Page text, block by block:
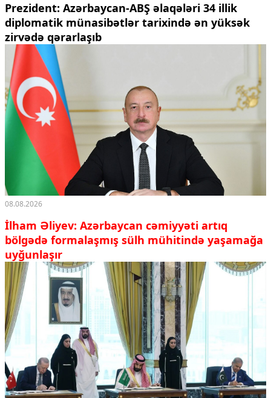
Prezident: Azərbaycan-ABŞ əlaqələri 34 illik
diplomatik münasibətlər tarixində ən yüksək
zirvədə qərarlaşıb
08.08.2026
İlham Əliyev: Azərbaycan cəmiyyəti artıq
bölgədə formalaşmış sülh mühitində yaşamağa
uyğunlaşır